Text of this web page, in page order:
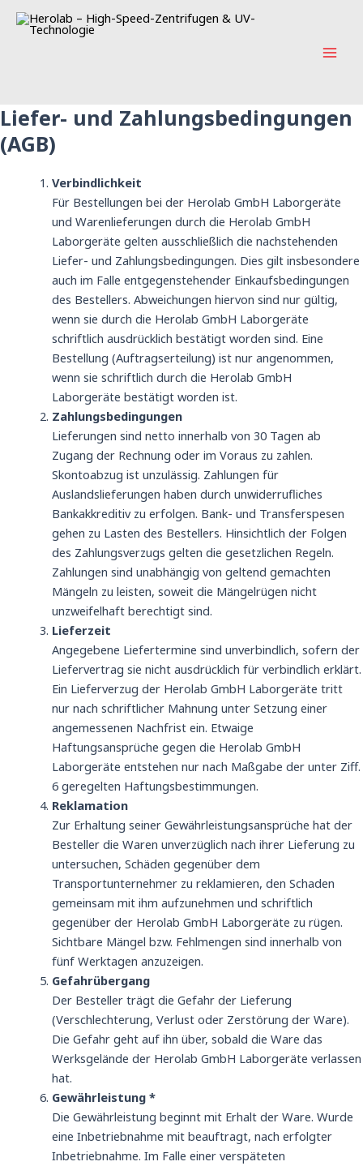
Zum
Inhalt
Liefer- und Zahlungsbedingungen
(AGB)
Verbindlichkeit
Für Bestellungen bei der Herolab GmbH Laborgeräte
und Warenlieferungen durch die Herolab GmbH
Laborgeräte gelten ausschließlich die nachstehenden
Liefer- und Zahlungsbedingungen. Dies gilt insbesondere
auch im Falle entgegenstehender Einkaufsbedingungen
des Bestellers. Abweichungen hiervon sind nur gültig,
wenn sie durch die Herolab GmbH Laborgeräte
schriftlich ausdrücklich bestätigt worden sind. Eine
Bestellung (Auftragserteilung) ist nur angenommen,
wenn sie schriftlich durch die Herolab GmbH
Laborgeräte bestätigt worden ist.
Zahlungsbedingungen
Lieferungen sind netto innerhalb von 30 Tagen ab
Zugang der Rechnung oder im Voraus zu zahlen.
Skontoabzug ist unzulässig. Zahlungen für
Auslandslieferungen haben durch unwiderrufliches
Bankakkreditiv zu erfolgen. Bank- und Transferspesen
gehen zu Lasten des Bestellers. Hinsichtlich der Folgen
des Zahlungsverzugs gelten die gesetzlichen Regeln.
Zahlungen sind unabhängig von geltend gemachten
Mängeln zu leisten, soweit die Mängelrügen nicht
unzweifelhaft berechtigt sind.
Lieferzeit
Angegebene Liefertermine sind unverbindlich, sofern der
Liefervertrag sie nicht ausdrücklich für verbindlich erklärt.
Ein Lieferverzug der Herolab GmbH Laborgeräte tritt
nur nach schriftlicher Mahnung unter Setzung einer
angemessenen Nachfrist ein. Etwaige
Haftungsansprüche gegen die Herolab GmbH
Laborgeräte entstehen nur nach Maßgabe der unter Ziff.
6 geregelten Haftungsbestimmungen.
Reklamation
Zur Erhaltung seiner Gewährleistungsansprüche hat der
Besteller die Waren unverzüglich nach ihrer Lieferung zu
untersuchen, Schäden gegenüber dem
Transportunternehmer zu reklamieren, den Schaden
gemeinsam mit ihm aufzunehmen und schriftlich
gegenüber der Herolab GmbH Laborgeräte zu rügen.
Sichtbare Mängel bzw. Fehlmengen sind innerhalb von
fünf Werktagen anzuzeigen.
Gefahrübergang
Der Besteller trägt die Gefahr der Lieferung
(Verschlechterung, Verlust oder Zerstörung der Ware).
Die Gefahr geht auf ihn über, sobald die Ware das
Werksgelände der Herolab GmbH Laborgeräte verlassen
hat.
Gewährleistung *
Die Gewährleistung beginnt mit Erhalt der Ware. Wurde
eine Inbetriebnahme mit beauftragt, nach erfolgter
Inbetriebnahme. Im Falle einer verspäteten